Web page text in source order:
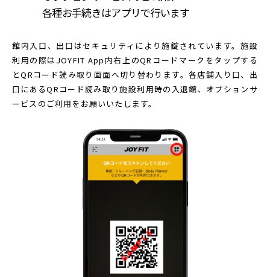
各種お手続きはアプリで行います
館内入口、出口はセキュリティにより施錠されています。施設
利用の際はJOYFIT App内右上のQRコードマークをタップする
とQRコード読み取り画面へ切り替わります。各店舗入り口、出
口にあるQRコード読み取り施設利用時の入退館、オプションサ
ービスのご利用をお願いいたします。